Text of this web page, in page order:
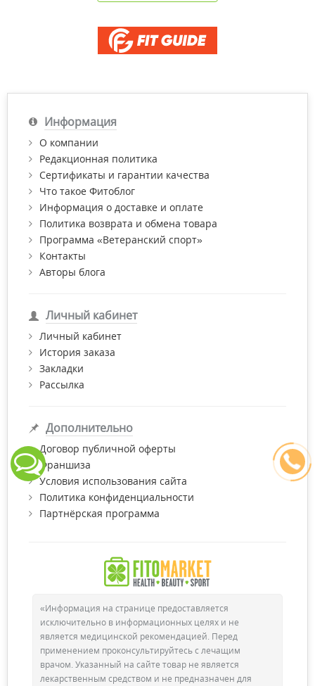
Информация
О компании
Редакционная политика
Сертификаты и гарантии качества
Что такое Фитоблог
Информация о доставке и оплате
Политика возврата и обмена товара
Программа «Ветеранский спорт»
Контакты
Авторы блога
Личный кабинет
Личный кабинет
История заказа
Закладки
Рассылка
Дополнительно
Договор публичной оферты
Франшиза
Условия использования сайта
Политика конфиденциальности
Партнёрская программа
«Информация на странице предоставляется
исключительно в информационных целях и не
является медицинской рекомендацией. Перед
применением проконсультируйтесь с лечащим
врачом. Указанный на сайте товар не является
лекарственным средством и не предназначен для